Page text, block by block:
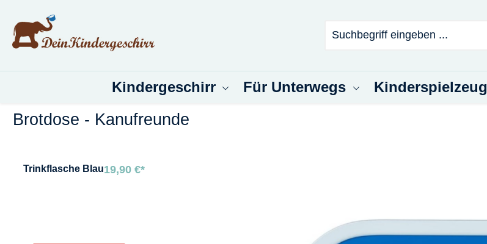
Hauptinhalt springen
Zur Suche springen
Kindergeschirr Für Unterwegs Kinderspielzeug
Brotdose - Kanufreunde
Trinkflasche Blau19,90 €*